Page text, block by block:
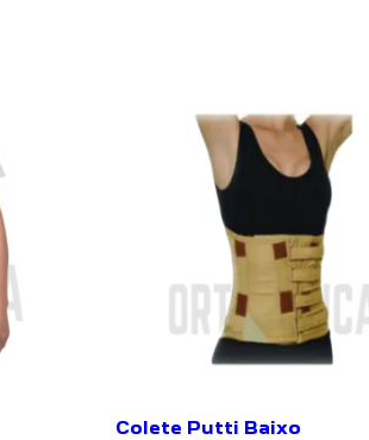
Colete Putti Baixo